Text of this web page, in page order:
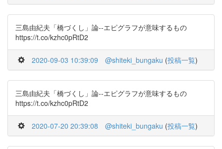
三島由紀夫「橋づくし」論--エピグラフが意味するもの
https://t.co/kzhc0pRtD2
2020-09-03 10:39:09 @shiteki_bungaku (投稿一覧)
三島由紀夫「橋づくし」論--エピグラフが意味するもの
https://t.co/kzhc0pRtD2
2020-07-20 20:39:08 @shiteki_bungaku (投稿一覧)